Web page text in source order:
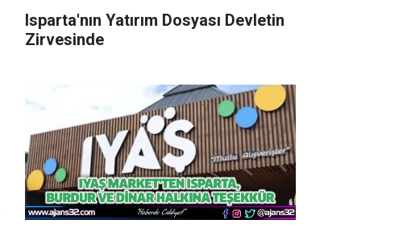
Isparta'nın Yatırım Dosyası Devletin
Zirvesinde